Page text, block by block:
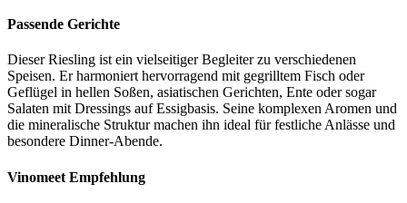
Passende Gerichte
Dieser Riesling ist ein vielseitiger Begleiter zu verschiedenen
Speisen. Er harmoniert hervorragend mit gegrilltem Fisch oder
Geflügel in hellen Soßen, asiatischen Gerichten, Ente oder sogar
Salaten mit Dressings auf Essigbasis. Seine komplexen Aromen und
die mineralische Struktur machen ihn ideal für festliche Anlässe und
besondere Dinner-Abende.
Vinomeet Empfehlung